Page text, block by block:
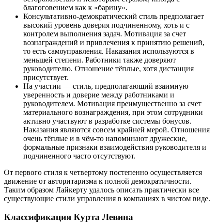
благоговением как к «барину».
Консультативно-демократический стиль предполагает
высокий уровень доверия подчиненному, хоть и с
контролем выполнения задач. Мотивация за счет
вознаграждений и привлечения к принятию решений,
то есть самоуправления. Наказания используются в
меньшей степени. Работники также доверяют
руководителю. Отношение тёплые, хотя дистанция
присутствует.
На участии — стиль, предполагающий взаимную
уверенность и доверие между работниками и
руководителем. Мотивация преимущественно за счет
материального вознаграждения, при этом сотрудники
активно участвуют в разработке системы бонусов.
Наказания являются совсем крайней мерой. Отношения
очень тёплые и в чём-то напоминают дружеские,
формальные признаки взаимодействия руководителя и
подчиненного часто отсутствуют.
От первого стиля к четвертому постепенно осуществляется
движение от авторитаризма к полной демократичности.
Таким образом Лайкерту удалось описать практически все
существующие стили управления в компаниях в чистом виде.
Классификация Курта Левина